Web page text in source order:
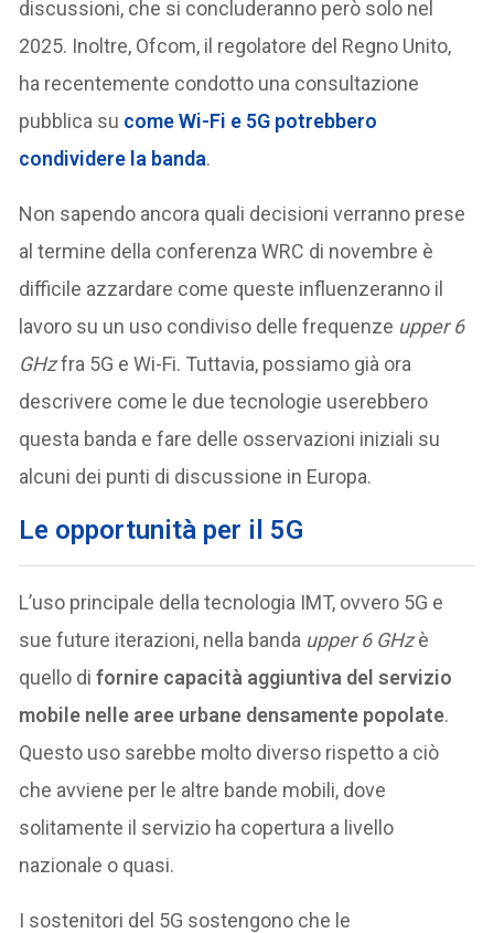
discussioni, che si concluderanno però solo nel
2025. Inoltre, Ofcom, il regolatore del Regno Unito,
ha recentemente condotto una consultazione
pubblica su come Wi-Fi e 5G potrebbero
condividere la banda.
Non sapendo ancora quali decisioni verranno prese
al termine della conferenza WRC di novembre è
difficile azzardare come queste influenzeranno il
lavoro su un uso condiviso delle frequenze upper 6
GHzfra 5G e Wi-Fi. Tuttavia, possiamo già ora
descrivere come le due tecnologie userebbero
questa banda e fare delle osservazioni iniziali su
alcuni dei punti di discussione in Europa.
Le opportunità per il 5G
L’uso principale della tecnologia IMT, ovvero 5G e
sue future iterazioni, nella banda upper 6 GHzè
quello difornire capacità aggiuntiva del servizio
mobile nelle aree urbane densamente popolate.
Questo uso sarebbe molto diverso rispetto a ciò
che avviene per le altre bande mobili, dove
solitamente il servizio ha copertura a livello
nazionale o quasi.
I sostenitori del 5G sostengono che le